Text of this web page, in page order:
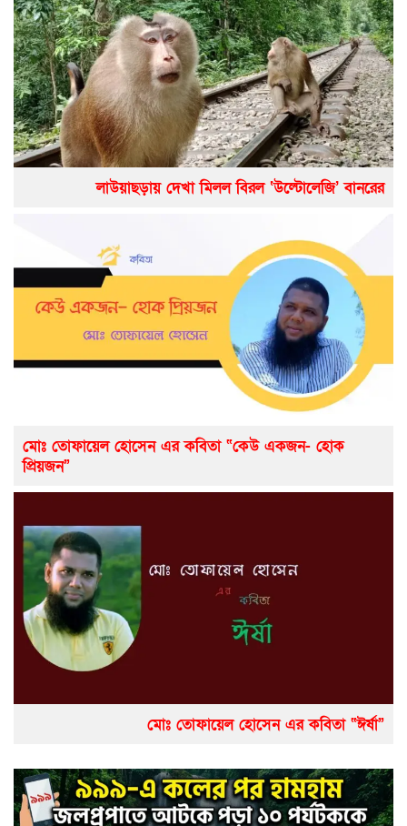
লাউয়াছড়ায় দেখা মিলল বিরল ‘উল্টোলেজি’ বানরের
মোঃ তোফায়েল হোসেন এর কবিতা “কেউ একজন- হোক
প্রিয়জন”
মোঃ তোফায়েল হোসেন এর কবিতা “ঈর্ষা”